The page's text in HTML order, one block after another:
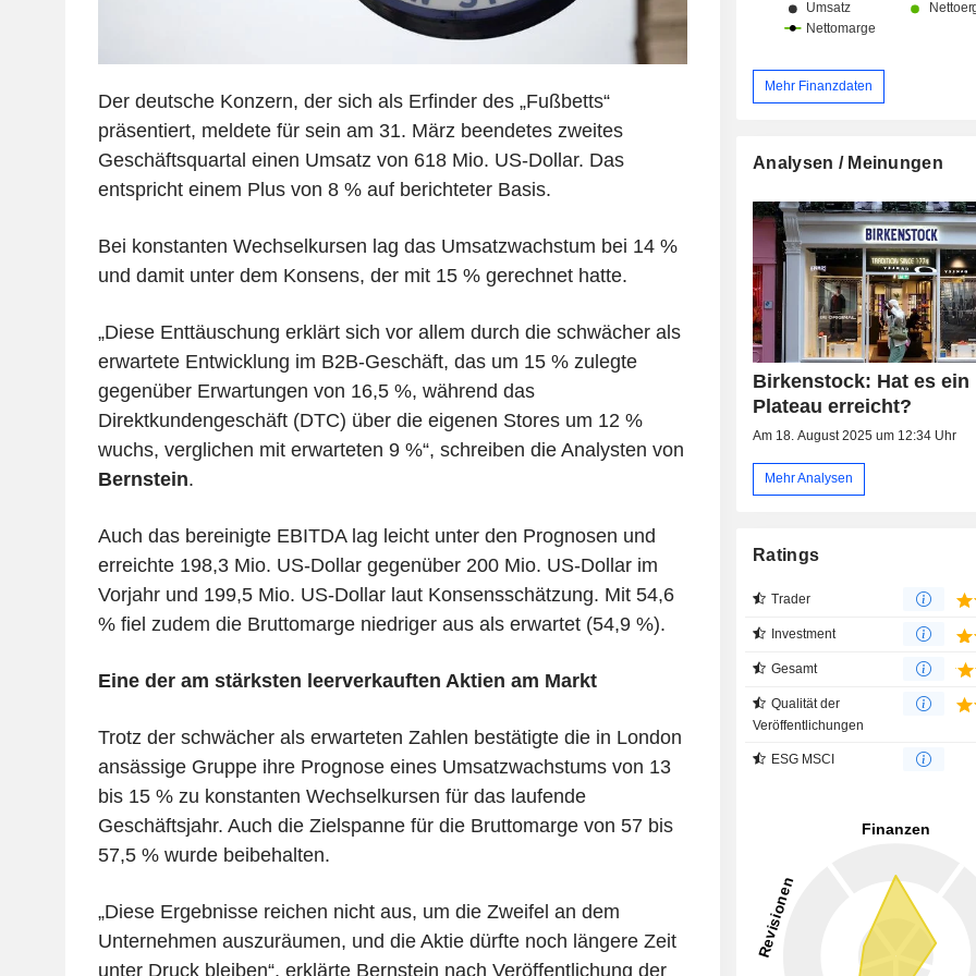
Der deutsche Konzern, der sich als Erfinder des „Fußbetts“
präsentiert, meldete für sein am 31. März beendetes zweites
Geschäftsquartal einen Umsatz von 618 Mio. US-Dollar. Das
entspricht einem Plus von 8 % auf berichteter Basis.
Bei konstanten Wechselkursen lag das Umsatzwachstum bei 14 %
und damit unter dem Konsens, der mit 15 % gerechnet hatte.
„Diese Enttäuschung erklärt sich vor allem durch die schwächer als
erwartete Entwicklung im B2B-Geschäft, das um 15 % zulegte
gegenüber Erwartungen von 16,5 %, während das
Direktkundengeschäft (DTC) über die eigenen Stores um 12 %
wuchs, verglichen mit erwarteten 9 %“, schreiben die Analysten von
Bernstein.
Auch das bereinigte EBITDA lag leicht unter den Prognosen und
erreichte 198,3 Mio. US-Dollar gegenüber 200 Mio. US-Dollar im
Vorjahr und 199,5 Mio. US-Dollar laut Konsensschätzung. Mit 54,6
% fiel zudem die Bruttomarge niedriger aus als erwartet (54,9 %).
Eine der am stärksten leerverkauften Aktien am Markt
Trotz der schwächer als erwarteten Zahlen bestätigte die in London
ansässige Gruppe ihre Prognose eines Umsatzwachstums von 13
bis 15 % zu konstanten Wechselkursen für das laufende
Geschäftsjahr. Auch die Zielspanne für die Bruttomarge von 57 bis
57,5 % wurde beibehalten.
„Diese Ergebnisse reichen nicht aus, um die Zweifel an dem
Unternehmen auszuräumen, und die Aktie dürfte noch längere Zeit
unter Druck bleiben“, erklärte Bernstein nach Veröffentlichung der
Mehr Finanzdaten
Analysen / Meinungen
Birkenstock: Hat es ein
Plateau erreicht?
Am 18. August 2025 um 12:34 Uhr
Mehr Analysen
Ratings
Trader
Investment
Gesamt
Qualität der
Veröffentlichungen
ESG MSCI